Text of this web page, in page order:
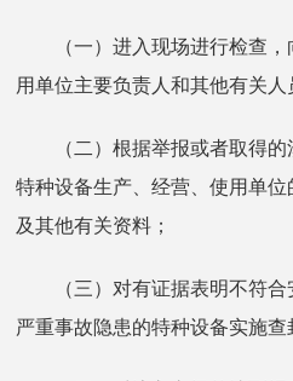
（一）进入现场进行检查，
用单位主要负责人和其他有关人
（二）根据举报或者取得的
特种设备生产、经营、使用单
及其他有关资料；
（三）对有证据表明不符合
严重事故隐患的特种设备实施查